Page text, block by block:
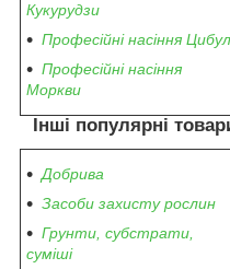
Кукурудзи
Професійні насіння
Професійні насіння
Моркви
Інші популярні
Добрива
Засоби захисту рослин
Грунти, субстрати,
суміші